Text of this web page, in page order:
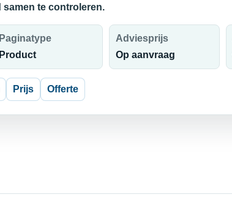
te controleren.
Paginatype
Product
Adviesprijs
Op aanvraag
Prijs Offerte